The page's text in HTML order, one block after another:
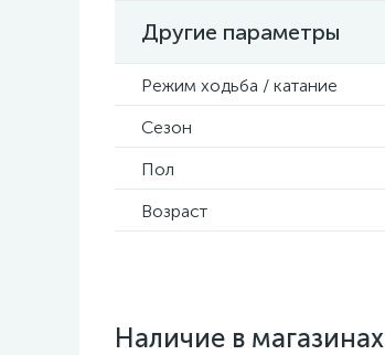
Другие параметры
Режим ходьба / катание
Сезон
Пол
Возраст
Наличие в магазинах